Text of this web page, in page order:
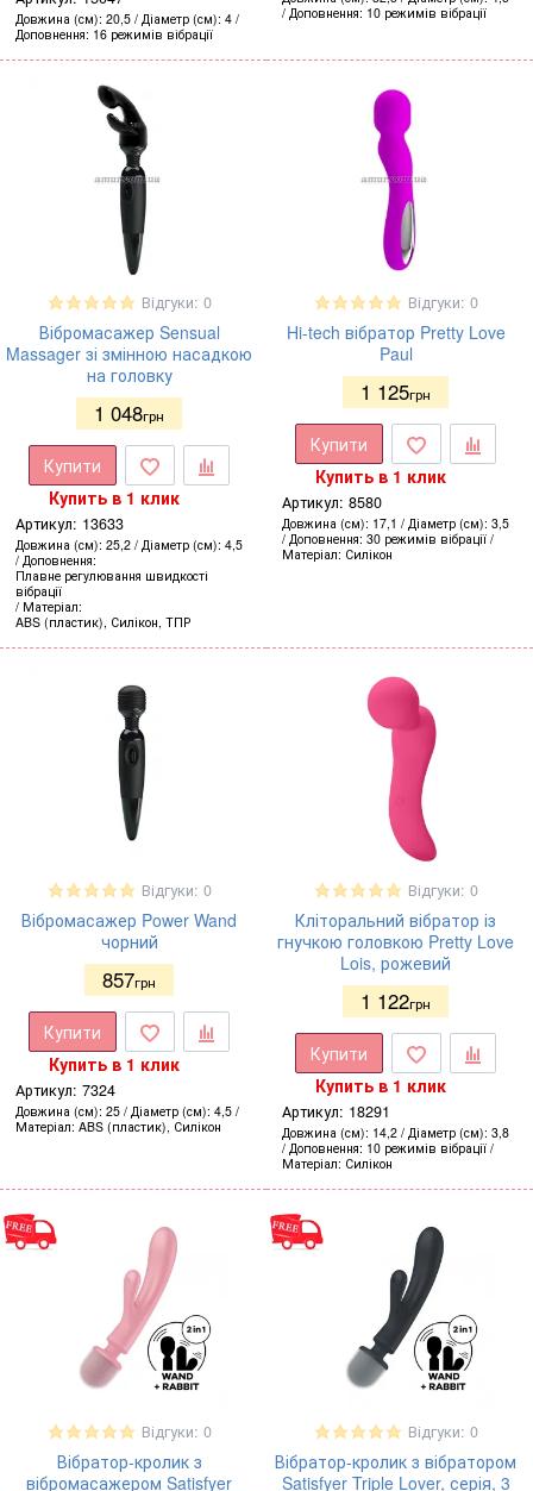
Довжина (см) 20,5 Діаметр (см) 4
Доповнення 16 режимів вібрації
Доповнення 10 режимів вібрації
Відгуки: 0
Вібромасажер Sensual
Massager зі змінною насадкою
на головку
1 048грн
Купити
Купить в 1 клик
Артикул: 13633
Довжина (см) 25,2 Діаметр (см) 4,5
Доповнення
Плавне регулювання швидкості
вібрації
Матеріал
ABS (пластик), Силікон, ТПР
Відгуки: 0
Hi-tech вібратор Pretty Love
Paul
1 125грн
Купити
Купить в 1 клик
Артикул: 8580
Довжина (см) 17,1 Діаметр (см) 3,5
Доповнення 30 режимів вібрації
Матеріал Силікон
Відгуки: 0
Вібромасажер Power Wand
чорний
857грн
Купити
Купить в 1 клик
Артикул: 7324
Довжина (см) 25 Діаметр (см) 4,5
Матеріал ABS (пластик), Силікон
Відгуки: 0
Кліторальний вібратор із
гнучкою головкою Pretty Love
Lois, рожевий
1 122грн
Купити
Купить в 1 клик
Артикул: 18291
Довжина (см) 14,2 Діаметр (см) 3,8
Доповнення 10 режимів вібрації
Матеріал Силікон
Відгуки: 0
Вібратор-кролик з
вібромасажером Satisfyer
Відгуки: 0
Вібратор-кролик з вібратором
Satisfyer Triple Lover, серія, 3